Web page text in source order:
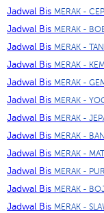
Jadwal Bis MERAK -
Jadwal Bis MERAK -
Jadwal Bis MERAK -
Jadwal Bis MERAK -
Jadwal Bis MERAK -
Jadwal Bis MERAK -
Jadwal Bis MERAK -
Jadwal Bis MERAK -
Jadwal Bis MERAK -
Jadwal Bis MERAK -
Jadwal Bis MERAK -
Jadwal Bis MERAK -